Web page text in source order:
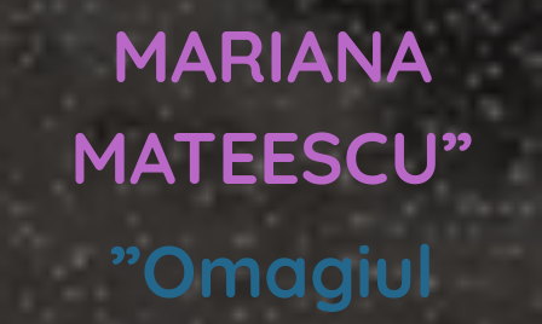
MARIANA
MATEESCU”
”Omagiul